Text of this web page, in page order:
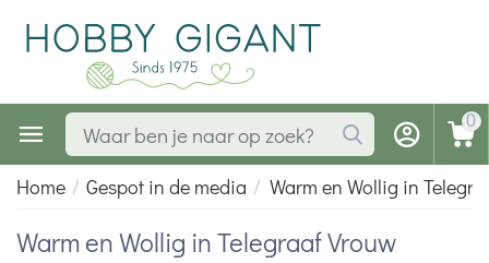
0
Home / Gespot in de media / Warm en Wollig in
Warm en Wollig in Telegraaf Vrouw